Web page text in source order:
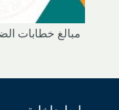
مبالغ خطابات